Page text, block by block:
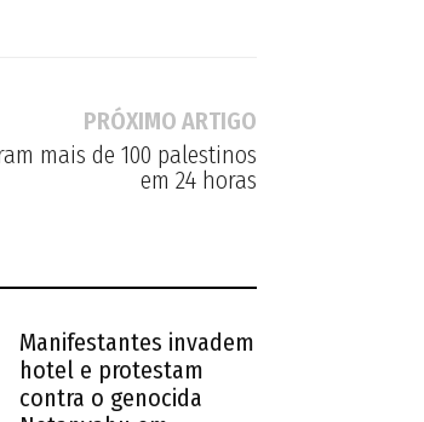
PRÓXIMO ARTIGO
mais de 100 palestinos
em 24 horas
Manifestantes invadem
hotel e protestam
contra o genocida